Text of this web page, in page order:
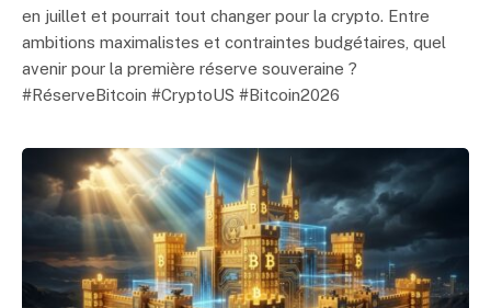
en juillet et pourrait tout changer pour la crypto. Entre
ambitions maximalistes et contraintes budgétaires, quel
avenir pour la première réserve souveraine ?
#RéserveBitcoin #CryptoUS #Bitcoin2026